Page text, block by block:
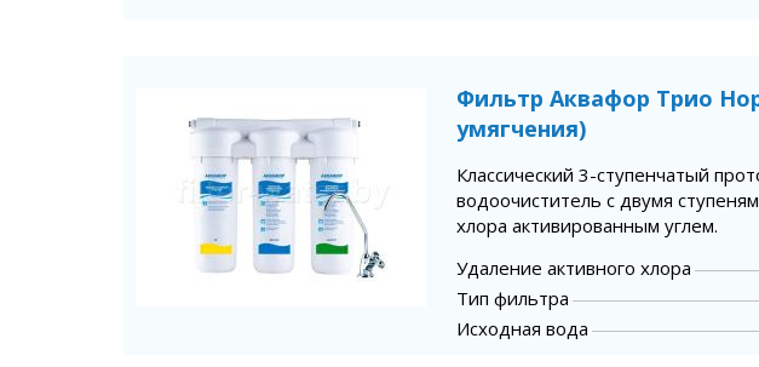
Фильтр Аквафор Трио
умягчения)
Классический 3-ступенчатый
водоочиститель с двумя
хлора активированным углем.
Удаление активного хлора
Тип фильтра
Исходная вода